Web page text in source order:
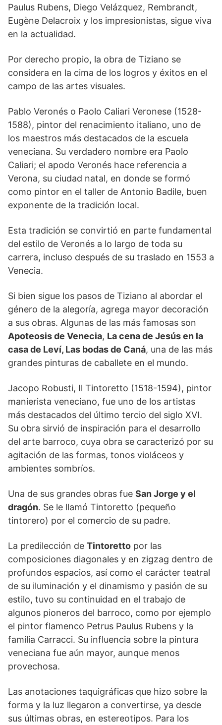
Paulus Rubens, Diego Velázquez, Rembrandt,
Eugène Delacroix y los impresionistas, sigue viva
en la actualidad.
Por derecho propio, la obra de Tiziano se
considera en la cima de los logros y éxitos en el
campo de las artes visuales.
Pablo Veronés o Paolo Caliari Veronese (1528-
1588), pintor del renacimiento italiano, uno de
los maestros más destacados de la escuela
veneciana. Su verdadero nombre era Paolo
Caliari; el apodo Veronés hace referencia a
Verona, su ciudad natal, en donde se formó
como pintor en el taller de Antonio Badile, buen
exponente de la tradición local.
Esta tradición se convirtió en parte fundamental
del estilo de Veronés a lo largo de toda su
carrera, incluso después de su traslado en 1553 a
Venecia.
Si bien sigue los pasos de Tiziano al abordar el
género de la alegoría, agrega mayor decoración
a sus obras. Algunas de las más famosas son
Apoteosis de Venecia, La cena de Jesús en la
casa de Leví, Las bodas de Caná, una de las más
grandes pinturas de caballete en el mundo.
Jacopo Robusti, Il Tintoretto (1518-1594), pintor
manierista veneciano, fue uno de los artistas
más destacados del último tercio del siglo XVI.
Su obra sirvió de inspiración para el desarrollo
del arte barroco, cuya obra se caracterizó por su
agitación de las formas, tonos violáceos y
ambientes sombríos.
Una de sus grandes obras fue San Jorge y el
dragón. Se le llamó Tintoretto (pequeño
tintorero) por el comercio de su padre.
La predilección de Tintoretto por las
composiciones diagonales y en zigzag dentro de
profundos espacios, así como el carácter teatral
de su iluminación y el dinamismo y pasión de su
estilo, tuvo su continuidad en el trabajo de
algunos pioneros del barroco, como por ejemplo
el pintor flamenco Petrus Paulus Rubens y la
familia Carracci. Su influencia sobre la pintura
veneciana fue aún mayor, aunque menos
provechosa.
Las anotaciones taquigráficas que hizo sobre la
forma y la luz llegaron a convertirse, ya desde
sus últimas obras, en estereotipos. Para los